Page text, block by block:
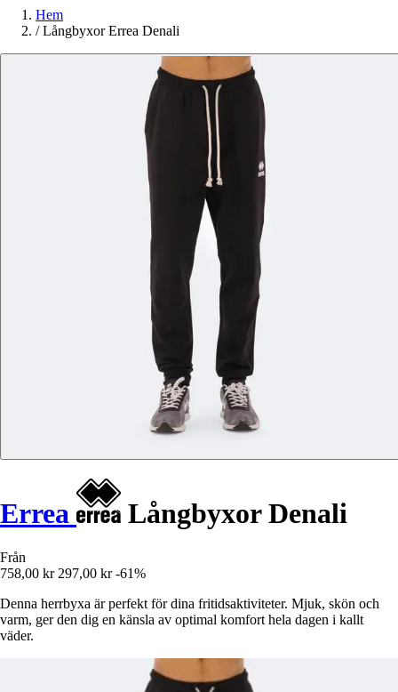
Hem
/ Långbyxor Errea Denali
Errea Långbyxor Denali
Från
758,00 kr 297,00 kr -61%
Denna herrbyxa är perfekt för dina fritidsaktiviteter. Mjuk, skön och
varm, ger den dig en känsla av optimal komfort hela dagen i kallt
väder.